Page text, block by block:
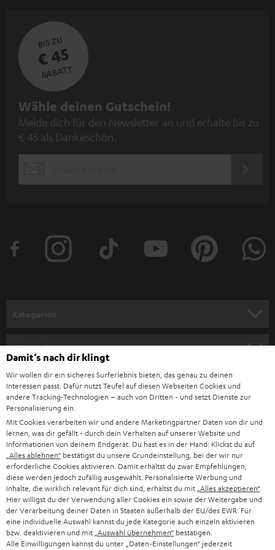
BIS ZU
€ 45
RABATT
N
e
w
e
e
l
d
u
n
g
Wähle deinen Gutschein!
Melde dich für den Newsletter an und erhalte bis zu
€ 45 als Dankeschön.
SOUNDBAR
STEREO
SMART HOME
BLUETOOTH-LAUTSPRECHER
KOPFHÖRER
BLUETOOTH-KOPFHÖRER
Unternehmen
SUPPORT
KARRIERE
PRESSE & MARKETING
GESCHÄFTSKUNDEN
PARTNERPROGRAMM
BLOG
NEWSLETTER
Teufel Onlineshops
DEUTSCHLAND
ÖSTERREICH
SCHWEIZ
NIEDERLANDE
BELGIEN
Damit‘s nach dir klingt
Wir wollen dir ein sicheres Surferlebnis bieten, das genau zu deinen
Interessen passt. Dafür nutzt Teufel auf diesen Webseiten Cookies und
andere Tracking-Technologien – auch von Dritten - und setzt Dienste zur
Personalisierung ein.
Mit Cookies verarbeiten wir und andere Marketingpartner Daten von dir und
lernen, was dir gefällt - durch dein Verhalten auf unserer Website und
Informationen von deinem Endgerät. Du hast es in der Hand: Klickst du auf
„Alles ablehnen“ bestätigst du unsere Grundeinstellung, bei der wir nur
erforderliche Cookies aktivieren. Damit erhältst du zwar Empfehlungen,
diese werden jedoch zufällig ausgewählt. Personalisierte Werbung und
Inhalte, die wirklich relevant für dich sind, erhältst du mit „Alles akzeptieren“.
Hier willigst du der Verwendung aller Cookies ein sowie der Weitergabe und
der Verarbeitung deiner Daten in Staaten außerhalb der EU/des EWR. Für
eine individuelle Auswahl kannst du jede Kategorie auch einzeln aktivieren
bzw. deaktivieren und mit „Auswahl übernehmen“ bestätigen.
Alle Einwilligungen kannst du unter „Daten-Einstellungen“ jederzeit